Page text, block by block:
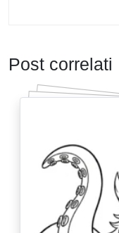
Post correlati